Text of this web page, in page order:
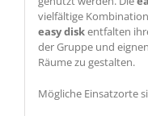
vielfältige
easydiskentfalten
der Gruppe und
Räume zu gestalten.
Mögliche Einsatzorte